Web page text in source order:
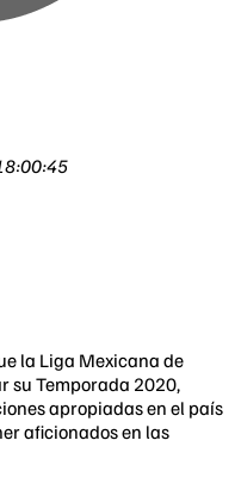
la Liga Mexicana de
su Temporada 2020,
apropiadas en el país
aficionados en las